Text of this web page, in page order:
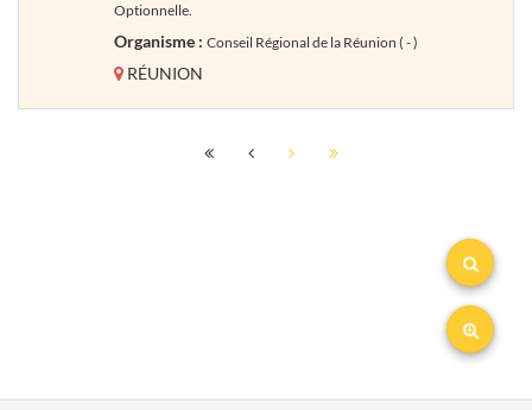
Optionnelle.
Organisme : Conseil Régional de la Réunion ( - )
RÉUNION